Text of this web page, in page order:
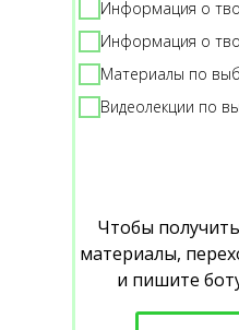
Информация о
Информация о
Материалы по
Видеолекции по
Чтобы
материалы,
и пишите